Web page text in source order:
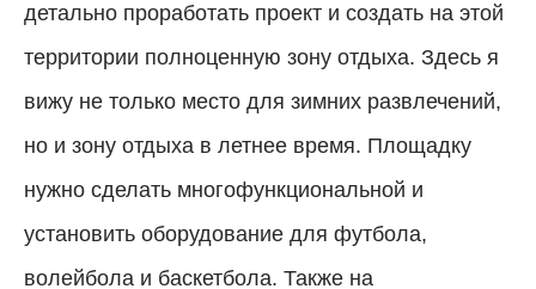
детально проработать проект и создать на этой
территории полноценную зону отдыха. Здесь я
вижу не только место для зимних развлечений,
но и зону отдыха в летнее время. Площадку
нужно сделать многофункциональной и
установить оборудование для футбола,
волейбола и баскетбола. Также на